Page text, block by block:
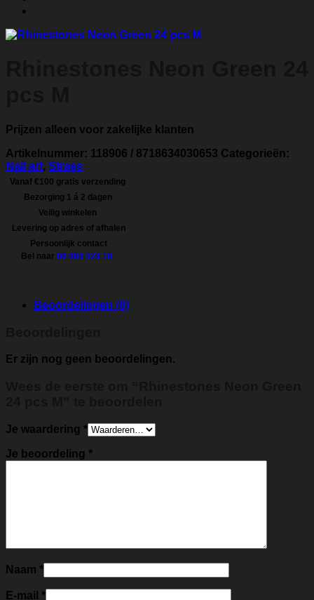
Prijzen alleen voor zakelijke klanten
Artikelnummer: 118906 / 8718634030653 Categorieën:
Nail art, Strass
Vanaf €100 gratis verzending
Bezorging 1 á 2 dagen
Veilig winkelen
Levering op adres of afhalen
Persoonlijk contact
Bel naar 06 484 024 18
Beoordelingen (0)
Er zijn nog geen beoordelingen.
Je waardering *
Je beoordeling *
Naam *
E-mail *